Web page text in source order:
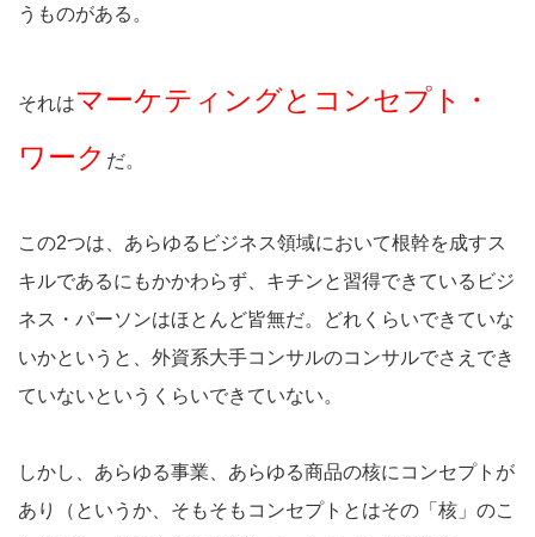
うものがある。
それはマーケティングとコンセプト・
ワーク だ。
この2つは、あらゆるビジネス領域において根幹を成すス
キルであるにもかかわらず、キチンと習得できているビジ
ネス・パーソンはほとんど皆無だ。どれくらいできていな
いかというと、外資系大手コンサルのコンサルでさえでき
ていないというくらいできていない。
しかし、あらゆる事業、あらゆる商品の核にコンセプトが
あり（というか、そもそもコンセプトとはその「核」のこ